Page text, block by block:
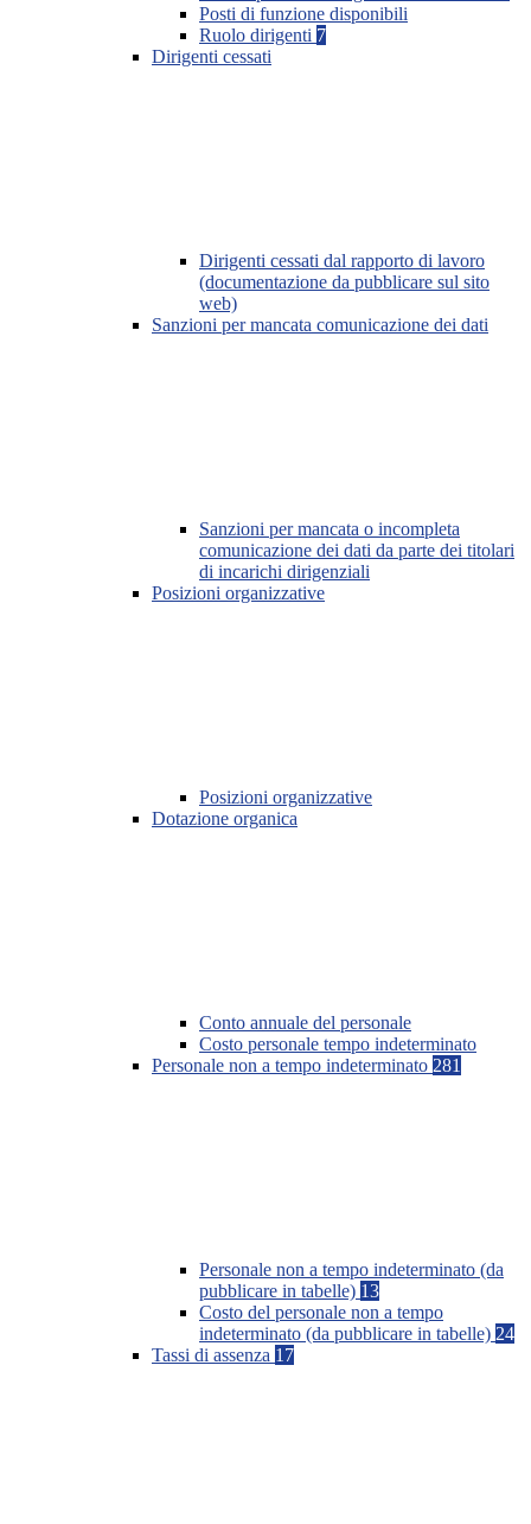
Posti di funzione disponibili
Ruolo dirigenti 7
Dirigenti cessati
Dirigenti cessati dal rapporto di lavoro
(documentazione da pubblicare sul sito
web)
Sanzioni per mancata comunicazione dei dati
Sanzioni per mancata o incompleta
comunicazione dei dati da parte dei titolari
di incarichi dirigenziali
Posizioni organizzative
Posizioni organizzative
Dotazione organica
Conto annuale del personale
Costo personale tempo indeterminato
Personale non a tempo indeterminato 281
Personale non a tempo indeterminato (da
pubblicare in tabelle) 13
Costo del personale non a tempo
indeterminato (da pubblicare in tabelle) 24
Tassi di assenza 17